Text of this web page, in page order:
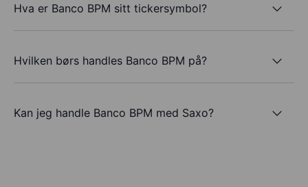
Hva er Banco BPM sitt tickersymbol?
Hvilken børs handles Banco BPM på?
Kan jeg handle Banco BPM med Saxo?